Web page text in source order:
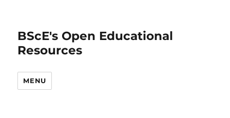
BScE's Open Educational
Resources
MENU